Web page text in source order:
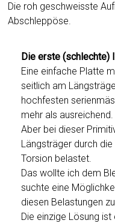
Die roh geschweisste
Abschleppöse.
Die erste (schlechte)
Eine einfache Platte
seitlich am
hochfesten
mehr als ausreichend.
Aber bei dieser
Längsträger durch
Torsion belastet.
Das wollte ich dem
suchte eine
diesen Belastungen
Die einzige Lösung